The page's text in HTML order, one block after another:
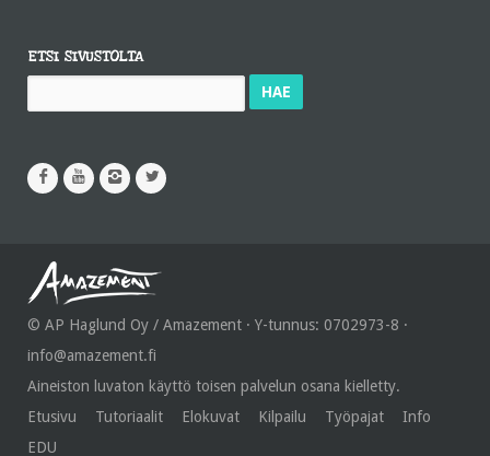
ETSI SIVUSTOLTA
© AP Haglund Oy / Amazement · Y-tunnus: 0702973-8 ·
info@amazement.fi
Aineiston luvaton käyttö toisen palvelun osana kielletty.
Etusivu
Tutoriaalit Elokuvat Kilpailu Työpajat
Info
EDU